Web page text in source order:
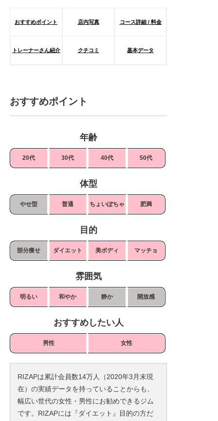
おすすめポイント 店内写真 コース詳細 / 料金
トレーナーさん紹介 クチコミ 基本データ
おすすめポイント
年齢
20代 30代 40代 50代
体型
やせ型 普通 ちょいぽちゃ 肥満
目的
部分痩せ ダイエット 美ボディ マッチョ
雰囲気
明るい 和やか 静か 開放感
おすすめしたい人
男性 女性
RIZAPは累計会員数14万人（2020年3月末現
在）の実績データを持っていることからも、
幅広い世代の女性・男性にお勧めできるジム
です。RIZAPには『ダイエット』目的の方だ